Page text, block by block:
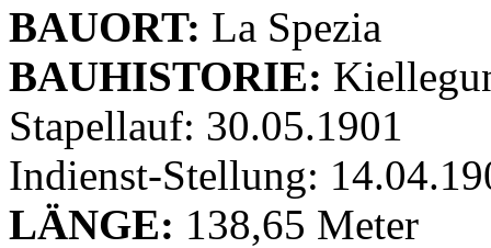
BAUORT: La Spezia
BAUHISTORIE:
Stapellauf: 30.05.1901
Indienst-Stellung:
LÄNGE: 138,65 Meter